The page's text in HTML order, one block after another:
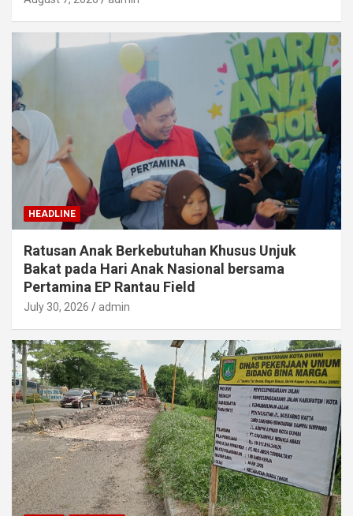
HEADLINE
Ratusan Anak Berkebutuhan Khusus Unjuk
Bakat pada Hari Anak Nasional bersama
Pertamina EP Rantau Field
July 30, 2026 admin